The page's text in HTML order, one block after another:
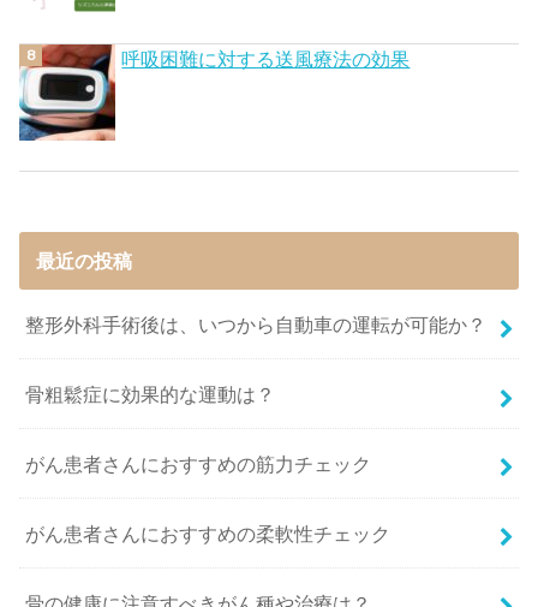
呼吸困難に対する送風療法の効果
最近の投稿
整形外科手術後は、いつから自動車の運転が可能か？
骨粗鬆症に効果的な運動は？
がん患者さんにおすすめの筋力チェック
がん患者さんにおすすめの柔軟性チェック